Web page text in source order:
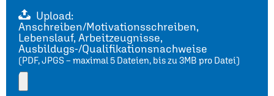
Upload:
Anschreiben/Motivationsschreiben,
Lebenslauf, Arbeitzeugnisse,
Ausbildugs-/Qualifikationsnachweise
(PDF, JPGS – maximal 5 Dateien, bis zu 3MB pro Datei)